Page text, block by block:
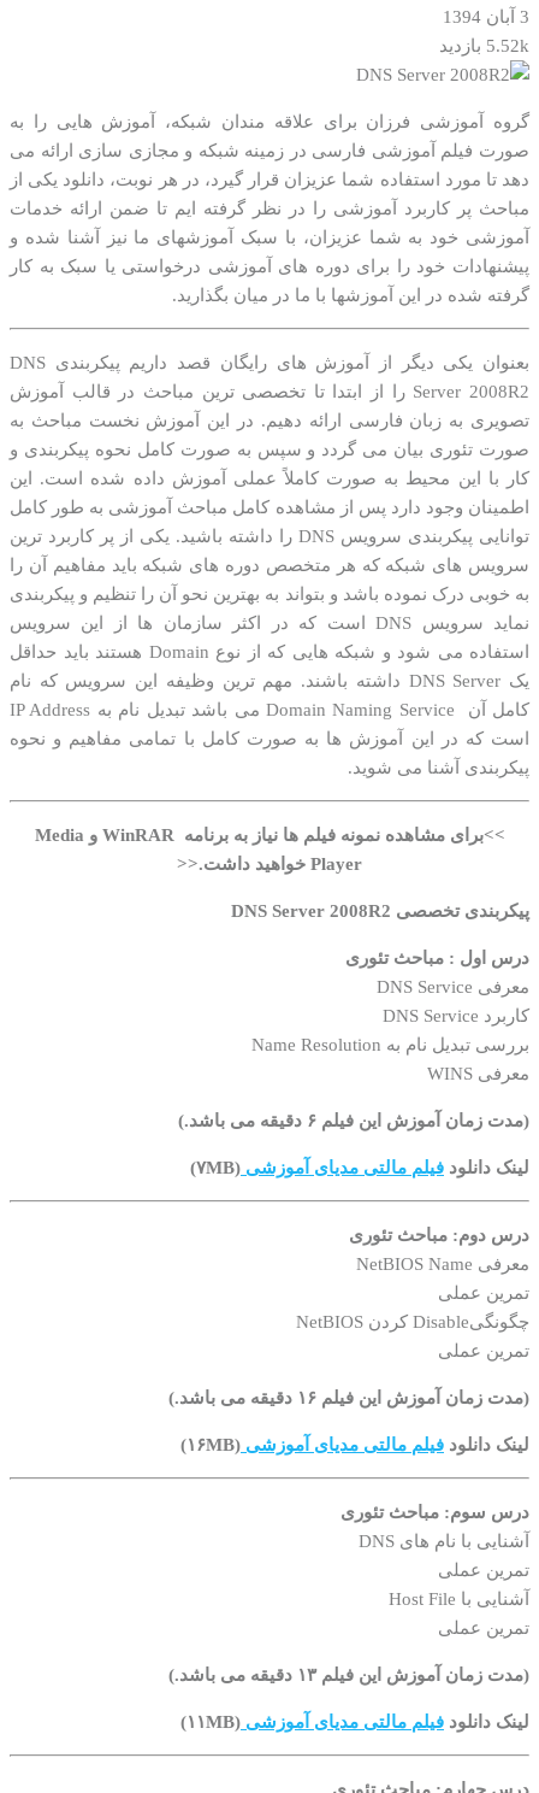
3 آبان 1394
5.52k بازدید
گروه آموزشی فرزان برای علاقه مندان شبکه، آموزش هایی را به
صورت فیلم آموزشی فارسی در زمینه شبکه و مجازی سازی ارائه می
دهد تا مورد استفاده شما عزیزان قرار گیرد، در هر نوبت، دانلود یکی از
مباحث پر کاربرد آموزشی را در نظر گرفته ایم تا ضمن ارائه خدمات
آموزشی خود به شما عزیزان، با سبک آموزشهای ما نیز آشنا شده و
پیشنهادات خود را برای دوره های آموزشی درخواستی یا سبک به کار
گرفته شده در این آموزشها با ما در میان بگذارید.
بعنوان یکی دیگر از آموزش های رایگان قصد داریم پیکربندی DNS
Server 2008R2 را از ابتدا تا تخصصی ترین مباحث در قالب آموزش
تصویری به زبان فارسی ارائه دهیم. در این آموزش نخست مباحث به
صورت تئوری بیان می گردد و سپس به صورت کامل نحوه پیکربندی و
کار با این محیط به صورت کاملاً عملی آموزش داده شده است. این
اطمینان وجود دارد پس از مشاهده کامل مباحث آموزشی به طور کامل
توانایی پیکربندی سرویس DNS را داشته باشید. یکی از پر کاربرد ترین
سرویس های شبکه که هر متخصص دوره های شبکه باید مفاهیم آن را
به خوبی درک نموده باشد و بتواند به بهترین نحو آن را تنظیم و پیکربندی
نماید سرویس DNS است که در اکثر سازمان ها از این سرویس
استفاده می شود و شبکه هایی که از نوع Domain هستند باید حداقل
یک DNS Server داشته باشند. مهم ترین وظیفه این سرویس که نام
کامل آن Domain Naming Service می باشد تبدیل نام به IP Address
است که در این آموزش ها به صورت کامل با تمامی مفاهیم و نحوه
پیکربندی آشنا می شوید.
>>برای مشاهده نمونه فیلم ها نیاز به برنامه WinRAR و Media
Player خواهید داشت.<<
پیکربندی تخصصی DNS Server 2008R2
درس اول : مباحث تئوری
معرفی DNS Service
کاربرد DNS Service
بررسی تبدیل نام به Name Resolution
معرفی WINS
(مدت زمان آموزش این فیلم ۶ دقیقه می باشد.)
لینک دانلود فیلم مالتی مدیای آموزشی (۷MB)
درس دوم: مباحث تئوری
معرفی NetBIOS Name
تمرین عملی
چگونگیDisable کردن NetBIOS
تمرین عملی
(مدت زمان آموزش این فیلم ۱۶ دقیقه می باشد.)
لینک دانلود فیلم مالتی مدیای آموزشی (۱۶MB)
درس سوم: مباحث تئوری
آشنایی با نام های DNS
تمرین عملی
آشنایی با Host File
تمرین عملی
(مدت زمان آموزش این فیلم ۱۳ دقیقه می باشد.)
لینک دانلود فیلم مالتی مدیای آموزشی (۱۱MB)